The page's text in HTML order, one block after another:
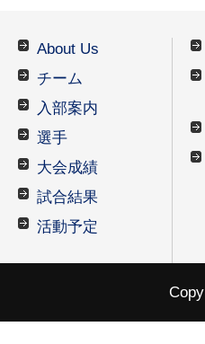
About Us
チーム
入部案内
選手
大会成績
試合結果
活動予定